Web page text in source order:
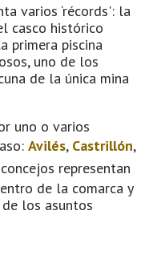
varios ‘récords': la
casco histórico
primera piscina
uno de los
de la única mina
uno o varios
Avilés, Castrillón,
representan
de la comarca y
los asuntos